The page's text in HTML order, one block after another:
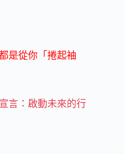
是從你「捲起袖
言：啟動未來的行